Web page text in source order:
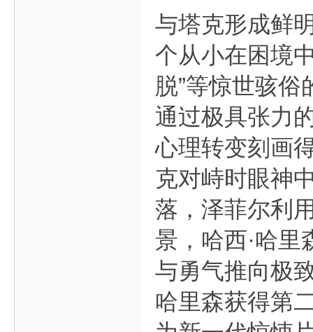
与塔克形成鲜
个从小在困境
脱”等惊世骇俗
通过极具张力
心理转变刻画
克对峙时眼神
落，泽菲尔利
景，哈西·哈
与勇气推向极
哈里森获得第